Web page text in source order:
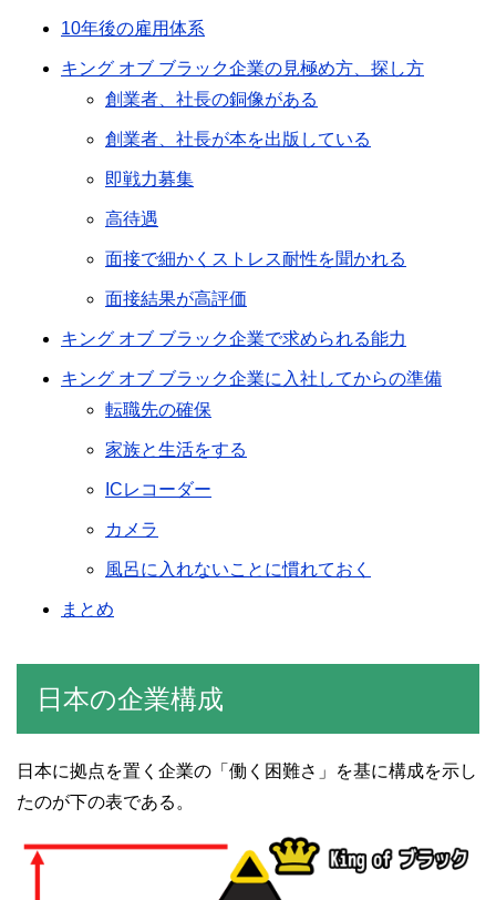
10年後の雇用体系
キング オブ ブラック企業の見極め方、探し方
創業者、社長の銅像がある
創業者、社長が本を出版している
即戦力募集
高待遇
面接で細かくストレス耐性を聞かれる
面接結果が高評価
キング オブ ブラック企業で求められる能力
キング オブ ブラック企業に入社してからの準備
転職先の確保
家族と生活をする
ICレコーダー
カメラ
風呂に入れないことに慣れておく
まとめ
日本の企業構成
日本に拠点を置く企業の「働く困難さ」を基に構成を示し
たのが下の表である。